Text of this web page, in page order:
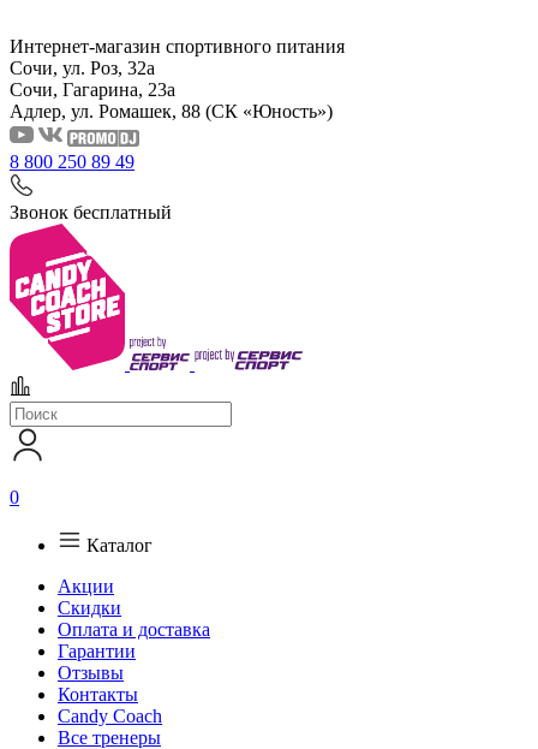
Интернет-магазин спортивного питания
Сочи, ул. Роз, 32а
Сочи, Гагарина, 23а
Адлер, ул. Ромашек, 88 (СК «Юность»)
8 800 250 89 49
Звонок бесплатный
0
Каталог
Акции
Скидки
Оплата и доставка
Гарантии
Отзывы
Контакты
Candy Coach
Все тренеры